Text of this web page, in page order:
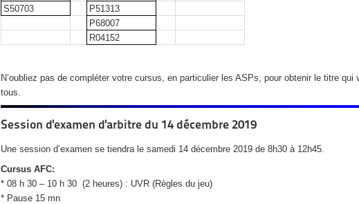
S50703
P51313
P68007
R04152
N’oubliez pas de compléter votre cursus, en particulier les ASPs, pour obtenir le titre
tous.
Session d'examen d'arbitre du 14 décembre 2019
Une session d’examen se tiendra le samedi 14 décembre 2019 de 8h30 à 12h45.
Cursus AFC:
* 08 h 30 – 10 h 30 (2 heures) : UVR (Règles du jeu)
* Pause 15 mn